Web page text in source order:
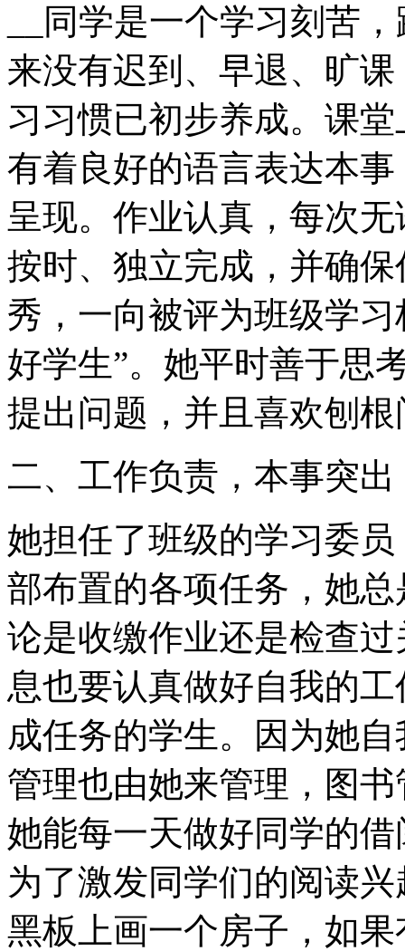
__同学是一个学习刻苦
来没有迟到、早退、旷
习习惯已初步养成。课
有着良好的语言表达本
呈现。作业认真，每次
按时、独立完成，并确
秀，一向被评为班级学
好学生”。她平时善于思
提出问题，并且喜欢刨根
二、工作负责，本事突出
她担任了班级的学习委
部布置的各项任务，她
论是收缴作业还是检查
息也要认真做好自我的
成任务的学生。因为她
管理也由她来管理，图
她能每一天做好同学的
为了激发同学们的阅读
黑板上画一个房子，如